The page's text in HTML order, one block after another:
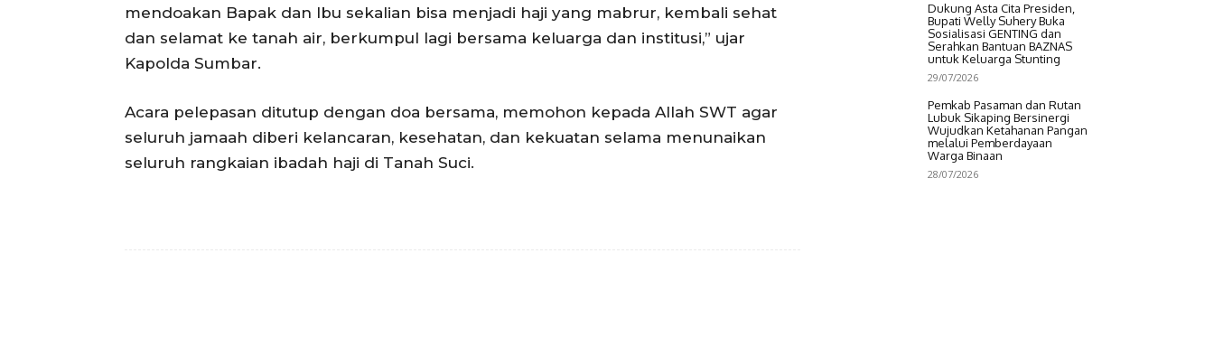
mendoakan Bapak dan Ibu sekalian bisa menjadi haji yang mabrur, kembali sehat
dan selamat ke tanah air, berkumpul lagi bersama keluarga dan institusi,” ujar
Kapolda Sumbar.
Acara pelepasan ditutup dengan doa bersama, memohon kepada Allah SWT agar
seluruh jamaah diberi kelancaran, kesehatan, dan kekuatan selama menunaikan
seluruh rangkaian ibadah haji di Tanah Suci.
Dukung Asta Cita Presiden,
Bupati Welly Suhery Buka
Sosialisasi GENTING dan
Serahkan Bantuan BAZNAS
untuk Keluarga Stunting
29/07/2026
Pemkab Pasaman dan Rutan
Lubuk Sikaping Bersinergi
Wujudkan Ketahanan Pangan
melalui Pemberdayaan
Warga Binaan
28/07/2026